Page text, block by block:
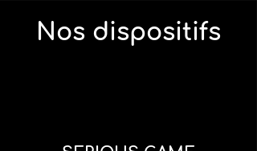
Nos dispositifs